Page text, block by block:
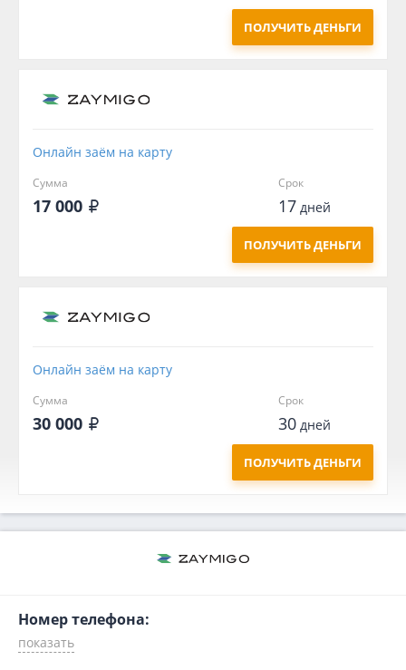
ПОЛУЧИТЬ ДЕНЬГИ
Онлайн заём на карту
Сумма
17 000
Срок
17дней
ПОЛУЧИТЬ ДЕНЬГИ
Онлайн заём на карту
Сумма
30 000
Срок
30дней
ПОЛУЧИТЬ ДЕНЬГИ
Номер телефона: